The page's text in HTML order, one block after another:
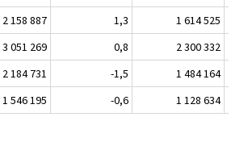
2 158 887 1,3
1 614 525
3 051 269 0,8
2 300 332
2 184 731 -1,5
1 484 164
1 546 195 -0,6 1 128 634